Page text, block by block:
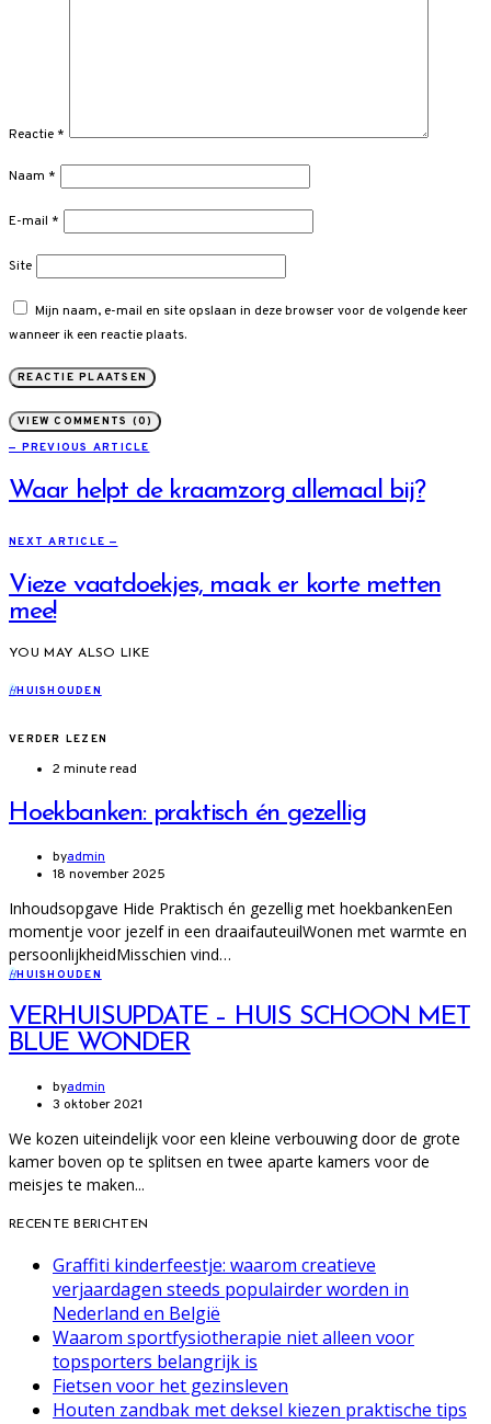
Reactie *
Naam *
E-mail *
Site
Mijn naam, e-mail en site opslaan in deze browser voor de volgende keer
wanneer ik een reactie plaats.
VIEW COMMENTS (0)
— PREVIOUS ARTICLE
Waar helpt de kraamzorg allemaal bij?
NEXT ARTICLE —
Vieze vaatdoekjes, maak er korte metten
mee!
YOU MAY ALSO LIKE
HHUISHOUDEN
VERDER LEZEN
2 minute read
Hoekbanken: praktisch én gezellig
byadmin
18 november 2025
Inhoudsopgave Hide Praktisch én gezellig met hoekbankenEen
momentje voor jezelf in een draaifauteuilWonen met warmte en
persoonlijkheidMisschien vind…
HHUISHOUDEN
VERHUISUPDATE – HUIS SCHOON MET
BLUE WONDER
byadmin
3 oktober 2021
We kozen uiteindelijk voor een kleine verbouwing door de grote
kamer boven op te splitsen en twee aparte kamers voor de
meisjes te maken...
RECENTE BERICHTEN
Graffiti kinderfeestje: waarom creatieve
verjaardagen steeds populairder worden in
Nederland en België
Waarom sportfysiotherapie niet alleen voor
topsporters belangrijk is
Fietsen voor het gezinsleven
Houten zandbak met deksel kiezen praktische tips